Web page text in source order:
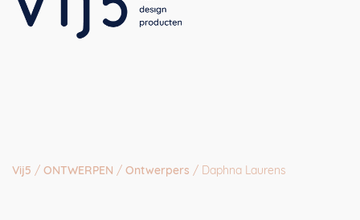
Vij5 / ONTWERPEN / Ontwerpers / Daphna Laurens